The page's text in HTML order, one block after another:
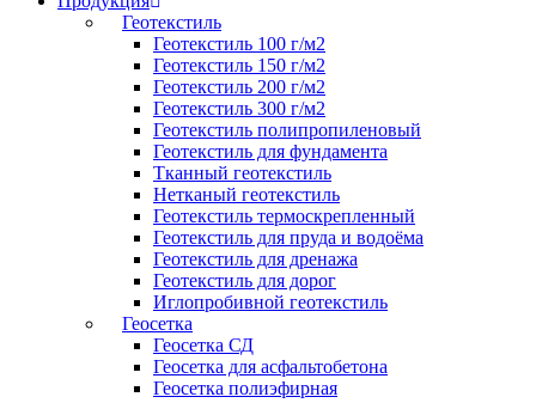
Геотекстиль
Геотекстиль 100 г/м2
Геотекстиль 150 г/м2
Геотекстиль 200 г/м2
Геотекстиль 300 г/м2
Геотекстиль полипропиленовый
Геотекстиль для фундамента
Тканный геотекстиль
Нетканый геотекстиль
Геотекстиль термоскрепленный
Геотекстиль для пруда и водоёма
Геотекстиль для дренажа
Геотекстиль для дорог
Иглопробивной геотекстиль
Геосетка
Геосетка СД
Геосетка для асфальтобетона
Геосетка полиэфирная